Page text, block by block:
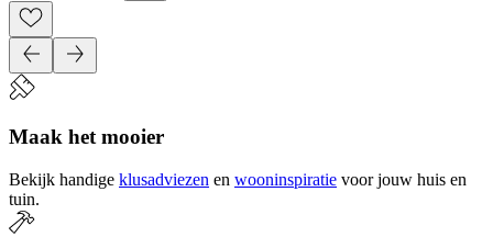
Maak het mooier
Bekijk handige klusadviezen en wooninspiratie voor jouw huis en
tuin.